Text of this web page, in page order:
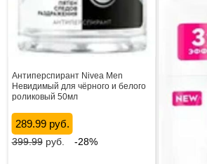
Антиперспирант Nivea Men
Невидимый для чёрного и белого
роликовый 50мл
289.99 руб.
399.99руб. -28%